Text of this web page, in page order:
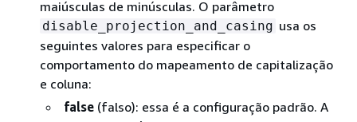
maiúsculas de minúsculas. O parâmetro
disable_projection_and_casing usa os
seguintes valores para especificar o
comportamento do mapeamento de capitalização
e coluna:
false (falso): essa é a configuração padrão. A